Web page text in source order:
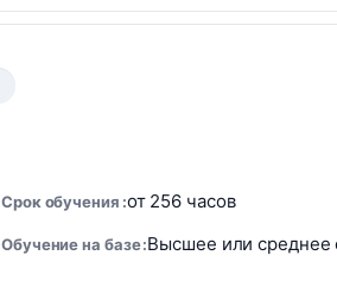
Срок обучения от 256 часов
Обучение на базе Высшее или среднее